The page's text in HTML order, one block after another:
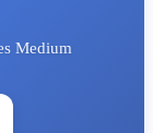
Medium